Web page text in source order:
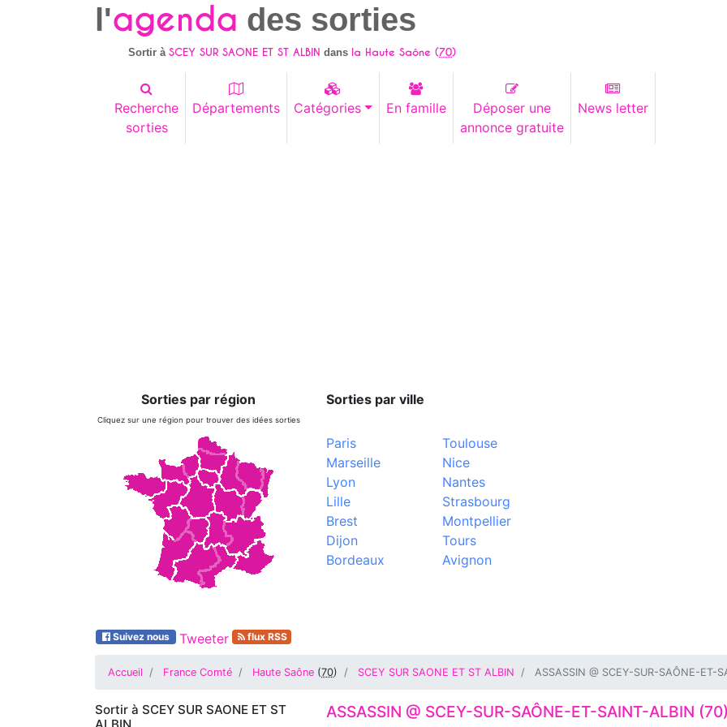
l'agenda des sorties
Sortir àSCEY SUR SAONE ET ST ALBIN dans la Haute Saône (70)
Recherche
sorties
Départements Catégories En famille
Déposer une
annonce gratuite
News letter
Sorties par région
Cliquez sur une région pour trouver des idées sorties
Sorties par ville
Paris
Marseille
Lyon
Lille
Brest
Dijon
Bordeaux
Toulouse
Nice
Nantes
Strasbourg
Montpellier
Tours
Avignon
Suivez nous Tweeter flux RSS
Accueil France Comté Haute Saône (70) SCEY SUR SAONE ET ST ALBIN ASSASSIN @ SCEY-SUR-SAÔNE-ET-
Sortir à SCEY SUR SAONE ET ST
ASSASSIN @ SCEY-SUR-SAÔNE-ET-SAINT-ALBIN (70)